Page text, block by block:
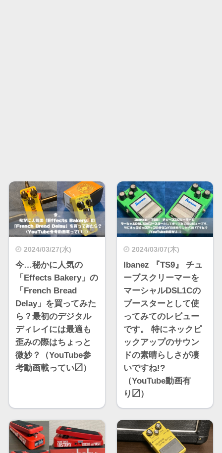
2024/03/27(水)
今…秘かに人気の
「Effects Bakery」の
「French Bread
Delay」を買ってみた
ら？最初のデジタル
ディレイには最適も
歪みの際はちょっと
微妙？（YouTube参
考動画載ってい〼）
2024/03/07(木)
Ibanez 『TS9』 チュ
ーブスクリーマーを
マーシャルDSL1Cの
ブースターとして使
ってみてのレビュー
です。 特にネックピ
ックアップのサウン
ドの素晴らしさが凄
いですね!?
（YouTube動画有
り〼）